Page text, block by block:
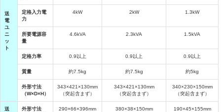
送
電
ユ
ニ
ッ
ト
定格入力電
力
4kW 2kW 1.3kW
所要電源容
量
4.6kVA 2.3kVA 1.5kVA
定格力率 0.9以上 0.9以上 0.9以上
質量 約7.5kg 約7.5kg 約5kg
外形寸法
（W×D×H）
343×421×130mm
（突起含まず）
343×421×130mm
（突起含まず）
340×230×150mm
（突起含まず）
送
外形寸法
290×66×396mm
380×38×150mm
190×45×155mm